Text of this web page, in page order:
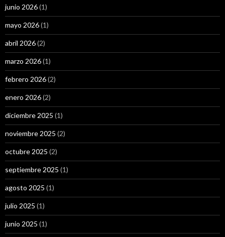
junio 2026(1)
mayo 2026(1)
abril 2026(2)
marzo 2026(1)
febrero 2026(2)
enero 2026(2)
diciembre 2025 (1)
noviembre 2025 (2)
octubre 2025 (2)
septiembre 2025 (1)
agosto 2025 (1)
julio 2025 (1)
junio 2025 (1)